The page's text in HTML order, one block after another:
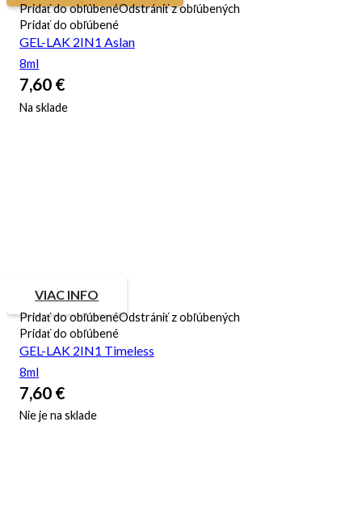
Pridať do obľúbenéOdstrániť z obľúbených
Pridať do obľúbené
GEL-LAK 2IN1 Aslan
8ml
7,60 €
Na sklade
VIAC INFO
Pridať do obľúbenéOdstrániť z obľúbených
Pridať do obľúbené
GEL-LAK 2IN1 Timeless
8ml
7,60 €
Nie je na sklade